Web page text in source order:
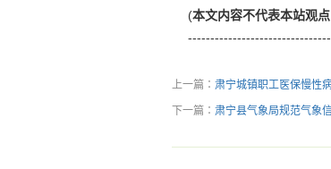
(本文内容不代表本站观点
上一篇： 肃宁城镇职工医保慢性
下一篇： 肃宁县气象局规范气象